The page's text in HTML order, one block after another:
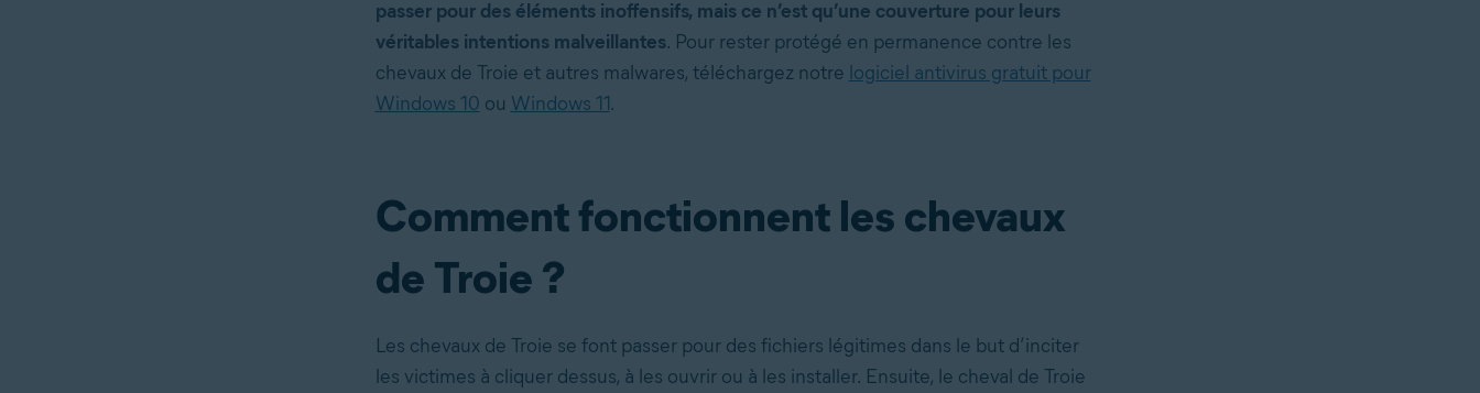
passer pour des éléments inoffensifs, mais ce n’est qu’une couverture pour leurs
véritables intentions malveillantes. Pour rester protégé en permanence contre les
chevaux de Troie et autres malwares, téléchargez notre logiciel antivirus gratuit pour
Windows 10 ou Windows 11.
Comment fonctionnent les chevaux
de Troie ?
Les chevaux de Troie se font passer pour des fichiers légitimes dans le but d’inciter
les victimes à cliquer dessus, à les ouvrir ou à les installer. Ensuite, le cheval de Troie